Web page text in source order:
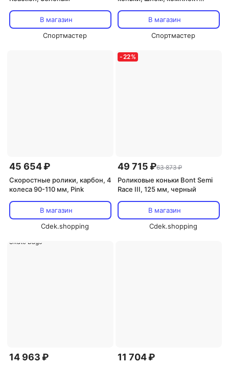
В магазин
Спортмастер
МультицветВ магазин
Спортмастер
45 654 ₽
Скоростные ролики, карбон, 4
колеса 90-110 мм, Pink
В магазин
Cdek.shopping
-22%
49 715 ₽63 873 ₽
Роликовые коньки Bont Semi
Race III, 125 мм, черный
В магазин
Cdek.shopping
14 963 ₽ 11 704 ₽